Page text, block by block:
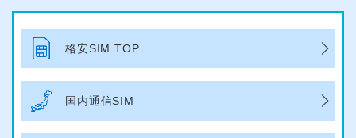
格安SIM TOP
国内通信SIM